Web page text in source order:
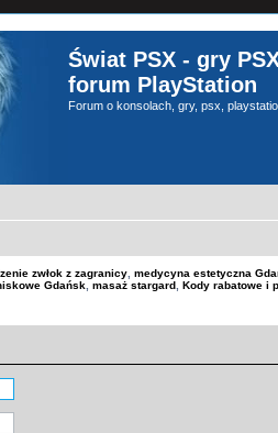
Świat PSX - gry
forum PlayStation
Forum o konsolach, gry, psx,
zwłok z zagranicy medycyna estetyczna
Gdańsk masaż stargard Kody rabatowe i